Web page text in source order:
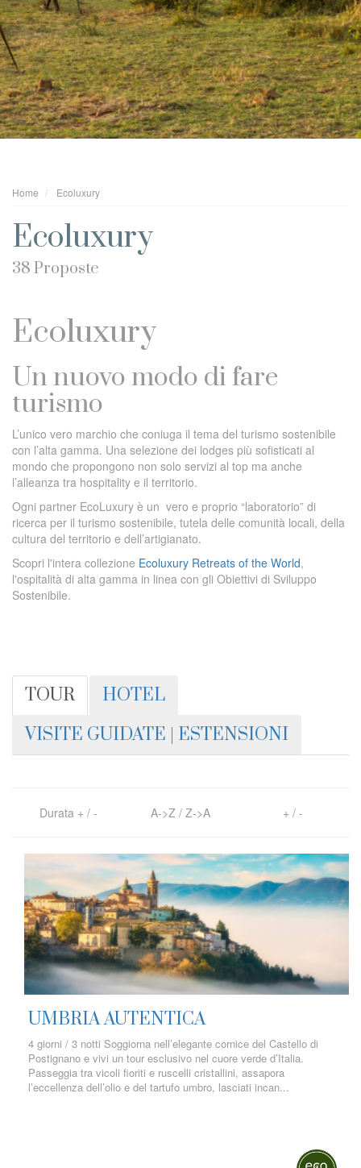
Home Ecoluxury
Ecoluxury
38 Proposte
Ecoluxury
Un nuovo modo di fare
turismo
L’unico vero marchio che coniuga il tema del turismo sostenibile
con l’alta gamma. Una selezione dei lodges più sofisticati al
mondo che propongono non solo servizi al top ma anche
l’alleanza tra hospitality e il territorio.
Ogni partner EcoLuxury è un vero e proprio “laboratorio” di
ricerca per il turismo sostenibile, tutela delle comunità locali, della
cultura del territorio e dell’artigianato.
Scopri l'intera collezione Ecoluxury Retreats of the World,
l'ospitalità di alta gamma in linea con gli Obiettivi di Sviluppo
Sostenibile.
TOUR
HOTEL
VISITE GUIDATE | ESTENSIONI
Durata + / - A->Z / Z->A + / -
UMBRIA AUTENTICA
4 giorni / 3 notti Soggiorna nell’elegante cornice del Castello di
Postignano e vivi un tour esclusivo nel cuore verde d’Italia.
Passeggia tra vicoli fioriti e ruscelli cristallini, assapora
l’eccellenza dell’olio e del tartufo umbro, lasciati incan...